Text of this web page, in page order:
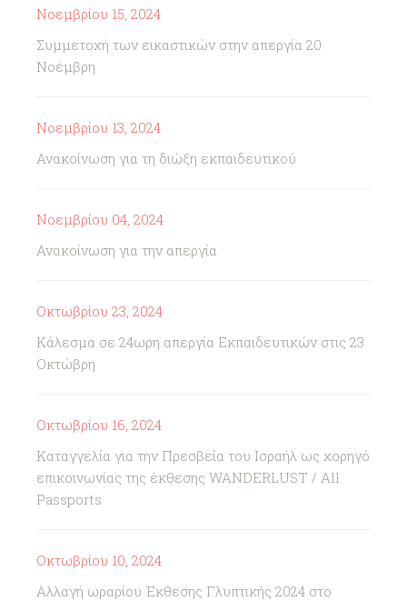
Νοεμβρίου 15, 2024
Συμμετοχή των εικαστικών στην απεργία 20
Νοέμβρη
Νοεμβρίου 13, 2024
Ανακοίνωση για τη διώξη εκπαιδευτικού
Νοεμβρίου 04, 2024
Ανακοίνωση για την απεργία
Οκτωβρίου 23, 2024
Κάλεσμα σε 24ωρη απεργία Εκπαιδευτικών στις 23
Οκτώβρη
Οκτωβρίου 16, 2024
Καταγγελία για την Πρεσβεία του Ισραήλ ως χορηγό
επικοινωνίας της έκθεσης WANDERLUST / All
Passports
Οκτωβρίου 10, 2024
Αλλαγή ωραρίου Έκθεσης Γλυπτικής 2024 στο